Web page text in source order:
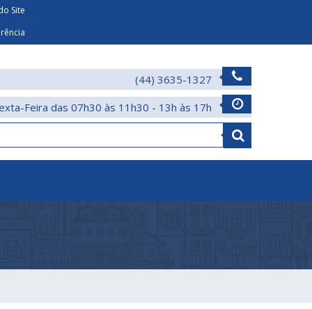
Site
(44) 3635-1327
Feira das 07h30 às 11h30 - 13h às 17h